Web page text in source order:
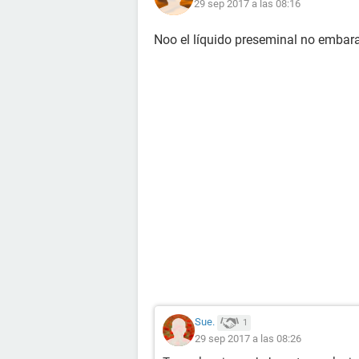
29 sep 2017 a las 08:16
Noo el líquido preseminal no
Sue. 1
29 sep 2017 a las 08:26